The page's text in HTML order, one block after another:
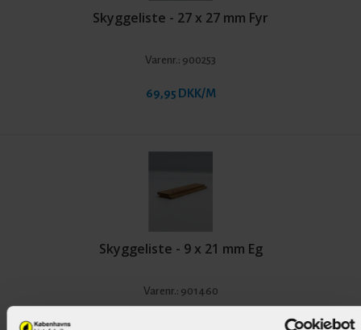
Skyggeliste - 27 x 27 mm Fyr
Varenr.: 900253
69,95 DKK/M
Skyggeliste - 9 x 21 mm Eg
Varenr.: 901460